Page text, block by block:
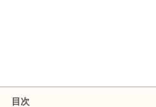
目次